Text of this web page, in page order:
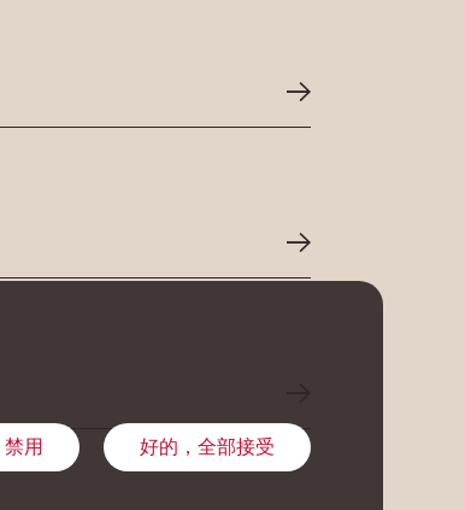
好的，全部接受
禁用